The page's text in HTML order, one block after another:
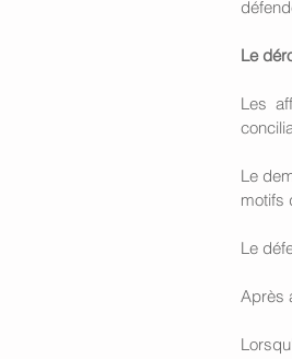
Le
Les
Le
motifs
Le
Après